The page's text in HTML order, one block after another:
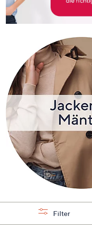
Filter